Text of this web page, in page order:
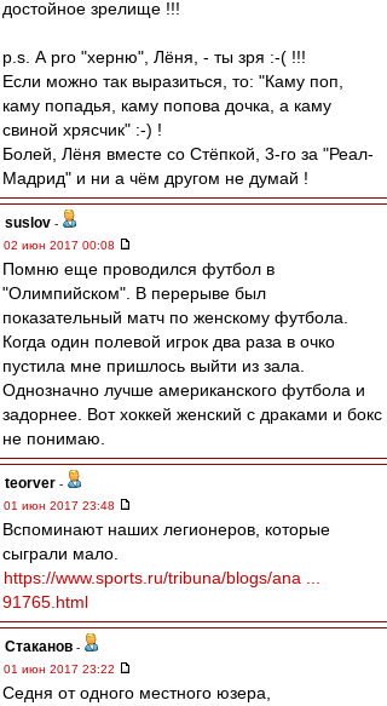
достойное зрелище !!!
p.s. А pro "херню", Лёня, - ты зря :-( !!!
Если можно так выразиться, то: "Каму поп,
каму попадья, каму попова дочка, а каму
свиной хрясчик" :-) !
Болей, Лёня вместе со Стёпкой, 3-го за "Реал-
Мадрид" и ни а чём другом не думай !
suslov -
02 июн 2017 00:08
Помню еще проводился футбол в
"Олимпийском". В перерыве был
показательный матч по женскому футбола.
Когда один полевой игрок два раза в очко
пустила мне пришлось выйти из зала.
Однозначно лучше американского футбола и
задорнее. Вот хоккей женский с драками и бокс
не понимаю.
teorver -
01 июн 2017 23:48
Вспоминают наших легионеров, которые
сыграли мало.
https://www.sports.ru/tribuna/blogs/ana ...
91765.html
Cтаканов -
01 июн 2017 23:22
Седня от одного местного юзера,